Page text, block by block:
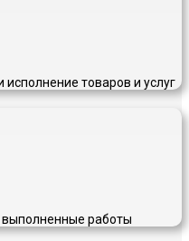
товаров и услуг
выполненные работы